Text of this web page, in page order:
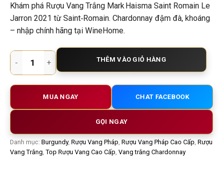
Khám phá Rượu Vang Trắng Mark Haisma Saint Romain Le
Jarron 2021 từ Saint‑Romain. Chardonnay đậm đà, khoáng
– nhập chính hãng tại WineHome.
Rượu Vang Trắng Mark Haisma Saint Romain Le Jarron
THÊM VÀO GIỎ HÀNG
MUA NGAY CHAT FACEBOOK
GỌI NGAY
Danh mục: Burgundy, Rượu Vang Pháp Rượu Vang Pháp Cao Cấp Rượu
Vang Trắng Top Rượu Vang Cao Cấp Vang trắng Chardonnay